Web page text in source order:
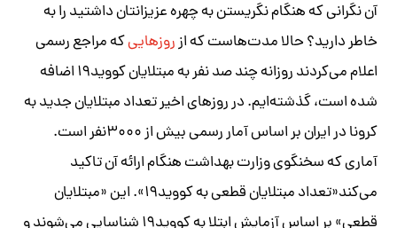
آن نگرانی که هنگام نگریستن به چهره عزیزانتان داشتید را به
خاطر دارید؟ حالا مدت‌هاست که ازروزهاییکه مراجع رسمی
اعلام می‌کردند روزانه چند صد نفر به مبتلایان کووید۱۹ اضافه
شده است، گذشته‌ایم. در روزهای اخیر تعداد مبتلایان جدید به
کرونا در ایران بر اساس آمار رسمی بیش از ۳۰۰۰نفر است.
آماری که سخنگوی وزارت بهداشت هنگام ارائه آن تاکید
می‌کند«تعداد مبتلایان قطعی به کووید۱۹». این «مبتلایان